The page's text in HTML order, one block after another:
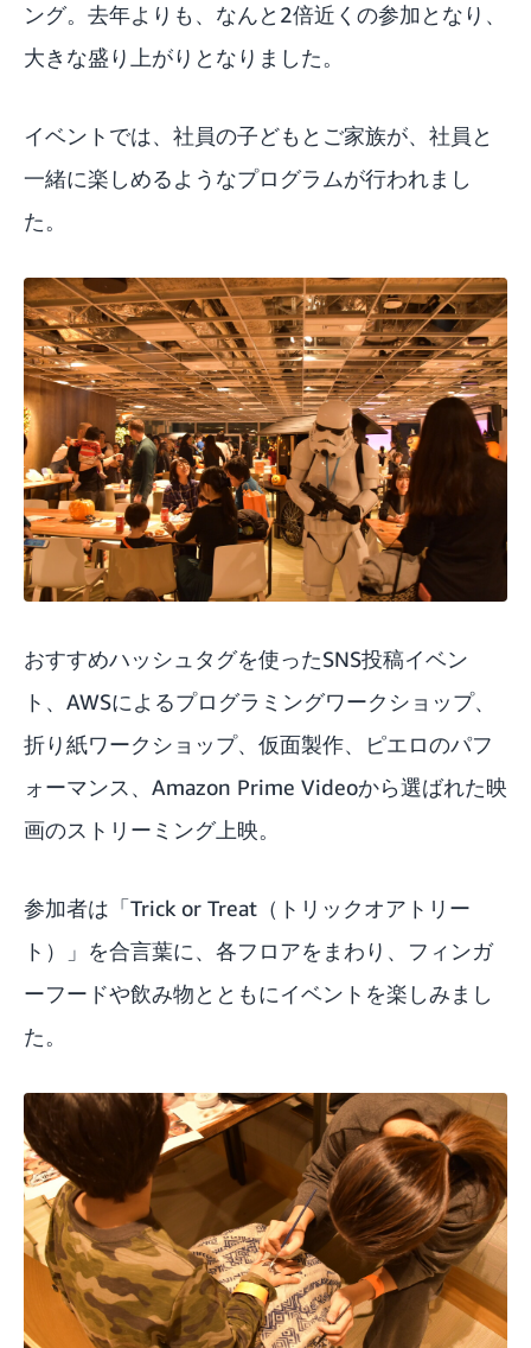
ング。去年よりも、なんと2倍近くの参加となり、
大きな盛り上がりとなりました。
イベントでは、社員の子どもとご家族が、社員と
一緒に楽しめるようなプログラムが行われまし
た。
おすすめハッシュタグを使ったSNS投稿イベン
ト、AWSによるプログラミングワークショップ、
折り紙ワークショップ、仮面製作、ピエロのパフ
ォーマンス、Amazon Prime Videoから選ばれた映
画のストリーミング上映。
参加者は「Trick or Treat（トリックオアトリー
ト）」を合言葉に、各フロアをまわり、フィンガ
ーフードや飲み物とともにイベントを楽しみまし
た。